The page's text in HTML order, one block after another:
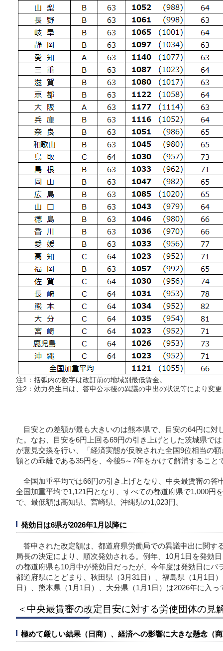
注1：括弧内の数字は改訂前の地域別最低賃金。
注2：効力発生日は、答申公示後の異議の申出の状況等により変
目安との差額が最も大きいのは熊本県で、目安の64円に対
た。なお、目安を6円上回る69円の引き上げとした茨城県で
が意見交換を行い、「経済実態が反映された全国9位相当の
額との乖離である35円を、今後5～7年をかけて解消すること
全国加重平均では66円の引き上げとなり、中央最賃審の答
全国加重平均で1,121円となり、すべての都道府県で1,000円
で、最低額は高知県、宮崎県、沖縄県の1,023円。
発効日は6県が2026年1月以降に
答申された改定額は、都道府県労働局での異議申出に関す
局長の決定により、順次発効される。例年、10月1日を発効
の都道府県も10月中が発効日だったが、今年度は発効日にバ
都道府県にとどまり、秋田県（3月31日）、福島県（1月1日
日）、熊本県（1月1日）、大分県（1月1日）は2026年に入
＜中央最賃審の改定目安に対する労使団体の見
極めて厳しい結果（日商）、経済への影響に大きな懸念（